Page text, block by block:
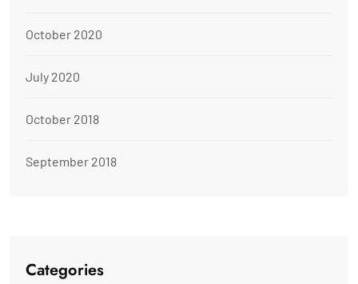
October 2020
July 2020
October 2018
September 2018
Categories